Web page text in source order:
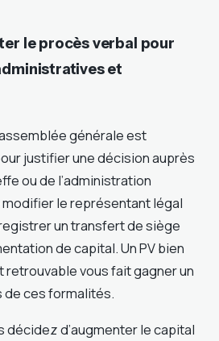
le procès verbal pour
et
générale est
justifier une décision auprès
ou de l’administration
le représentant légal
un transfert de siège
de capital. Un PV bien
vous fait gagner un
ces formalités.
décidez d’augmenter le capital